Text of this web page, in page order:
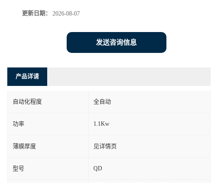
更新日期： 2026-08-07
发送咨询信息
产品详请
自动化程度 全自动
功率 1.1Kw
薄膜厚度 见详情页
型号 QD